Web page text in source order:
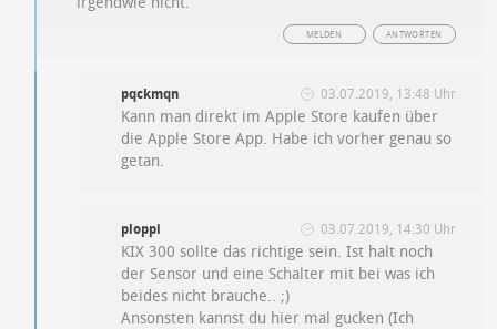
ANTWORTEN
MELDEN
pqckmqn 03.07.2019, 13:48 Uhr
Kann man direkt im Apple Store kaufen über
die Apple Store App. Habe ich vorher genau so
getan.
ploppi 03.07.2019, 14:30 Uhr
KIX 300 sollte das richtige sein. Ist halt noch
der Sensor und eine Schalter mit bei was ich
beides nicht brauche.. ;)
Ansonsten kannst du hier mal gucken (Ich